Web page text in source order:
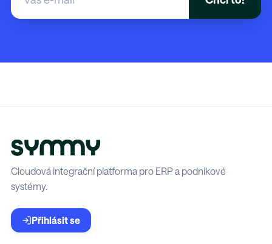
Cloudová integrační platforma pro ERP a podnikové
systémy.
Přihlásit se